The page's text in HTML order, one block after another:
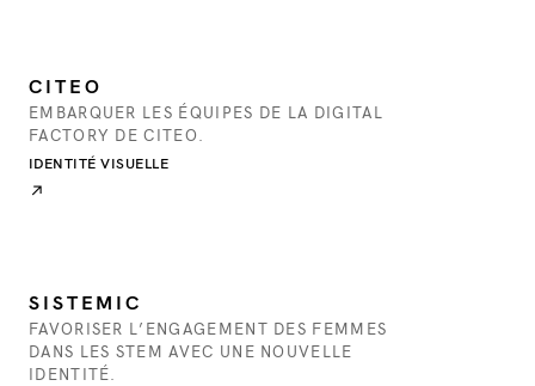
CITEO
EMBARQUER LES ÉQUIPES DE LA DIGITAL
FACTORY DE CITEO.
IDENTITÉ VISUELLE
↗
SISTEMIC
FAVORISER L’ENGAGEMENT DES FEMMES
DANS LES STEM AVEC UNE NOUVELLE
IDENTITÉ.